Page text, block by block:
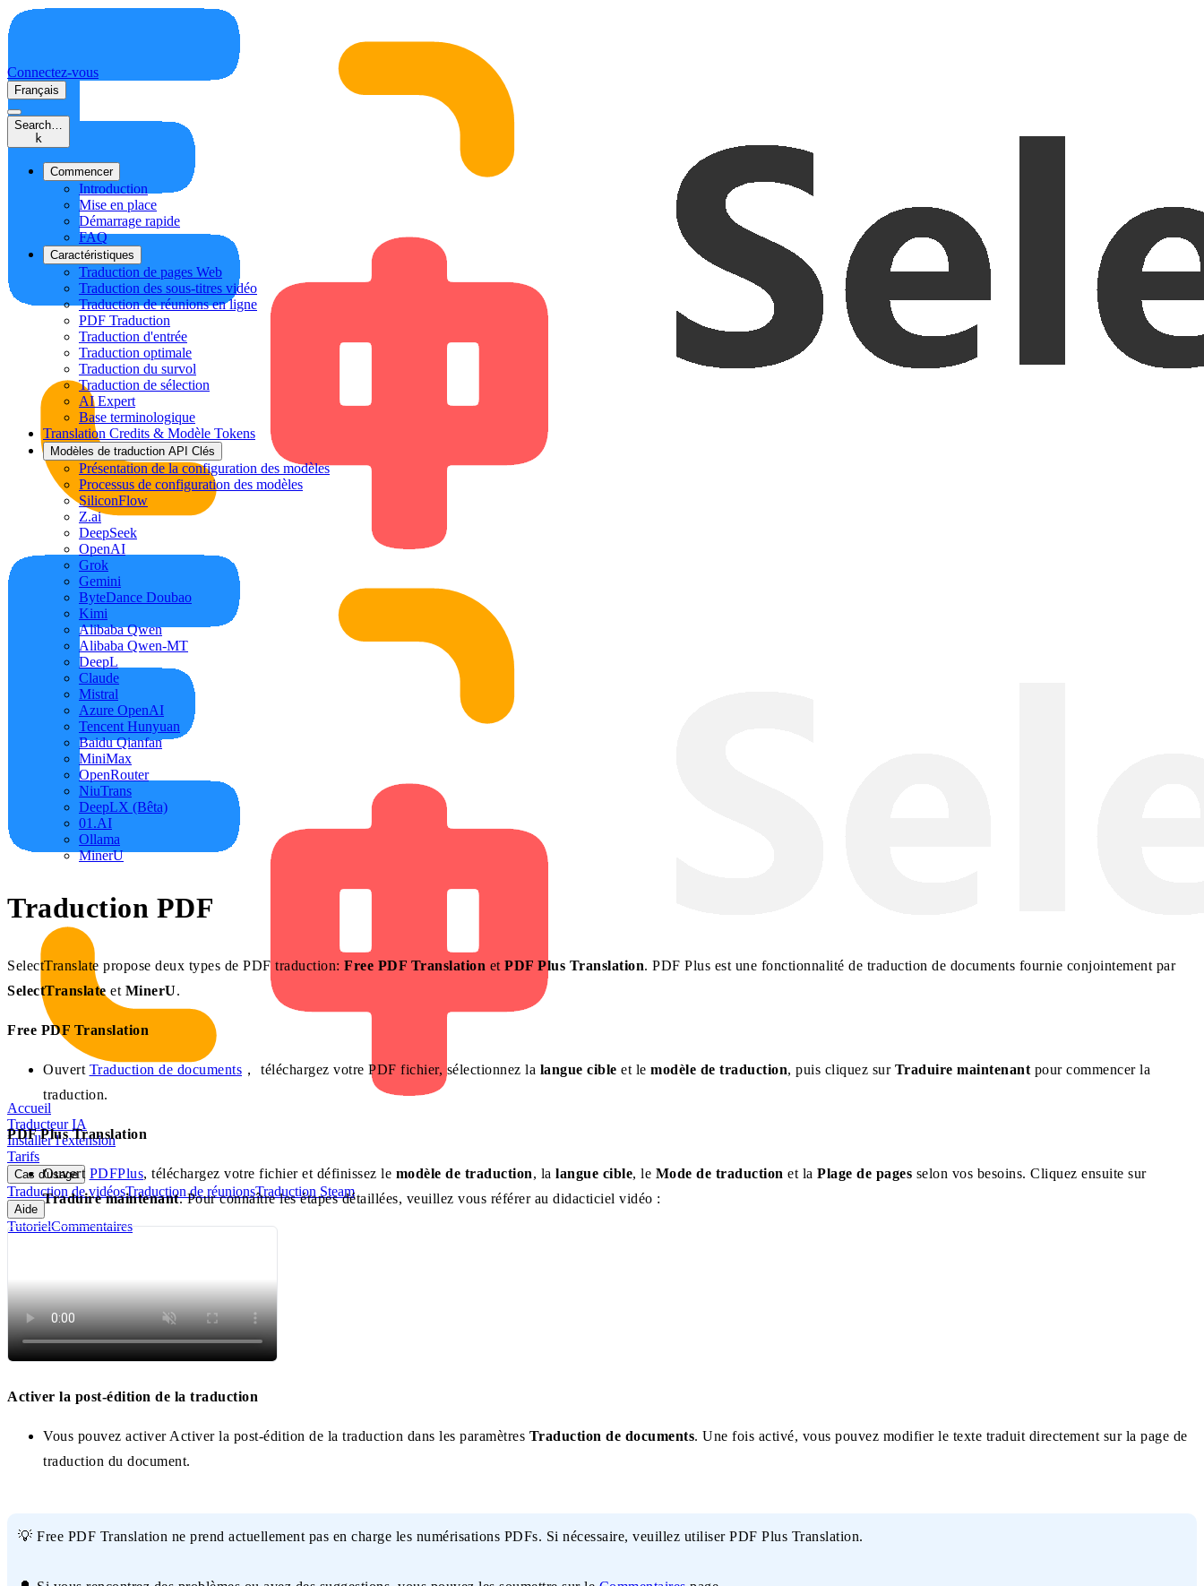
Accueil
Traducteur IA
Installer l'extension
Tarifs
Cas d'usage
Traduction de vidéosTraduction de réunionsTraduction Steam
Aide
TutorielCommentaires
Connectez-vous
Français
Search…
k
Commencer
Introduction
Mise en place
Démarrage rapide
FAQ
Caractéristiques
Traduction de pages Web
Traduction des sous-titres vidéo
Traduction de réunions en ligne
PDF Traduction
Traduction d'entrée
Traduction optimale
Traduction du survol
Traduction de sélection
AI Expert
Base terminologique
Translation Credits & Modèle Tokens
Modèles de traduction API Clés
Présentation de la configuration des modèles
Processus de configuration des modèles
SiliconFlow
Z.ai
DeepSeek
OpenAI
Grok
Gemini
ByteDance Doubao
Kimi
Alibaba Qwen
Alibaba Qwen-MT
DeepL
Claude
Mistral
Azure OpenAI
Tencent Hunyuan
Baidu Qianfan
MiniMax
OpenRouter
NiuTrans
DeepLX (Bêta)
01.AI
Ollama
MinerU
Traduction PDF
SelectTranslate propose deux types de PDF traduction: Free PDF Translation et PDF Plus Translation. PDF Plus est une fonctionnalité de traduction de documents fournie conjointement par
SelectTranslate et MinerU.
Free PDF Translation
Ouvert Traduction de documents ， téléchargez votre PDF fichier, sélectionnez la langue cible et le modèle de traduction, puis cliquez sur Traduire maintenant pour commencer la
traduction.
PDF Plus Translation
Ouvert PDFPlus, téléchargez votre fichier et définissez le modèle de traduction, la langue cible, le Mode de traduction et la Plage de pages selon vos besoins. Cliquez ensuite sur
Traduire maintenant. Pour connaître les étapes détaillées, veuillez vous référer au didacticiel vidéo :
Activer la post-édition de la traduction
Vous pouvez activer Activer la post-édition de la traduction dans les paramètres Traduction de documents. Une fois activé, vous pouvez modifier le texte traduit directement sur la page de
traduction du document.
💡 Free PDF Translation ne prend actuellement pas en charge les numérisations PDFs. Si nécessaire, veuillez utiliser PDF Plus Translation.